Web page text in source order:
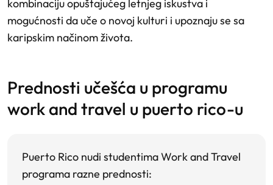
kombinaciju opuštajućeg letnjeg iskustva i
mogućnosti da uče o novoj kulturi i upoznaju se sa
karipskim načinom života.
prednosti učešća u programu
work and travel u puerto rico-u
Puerto Rico nudi studentima Work and Travel
programa razne prednosti: